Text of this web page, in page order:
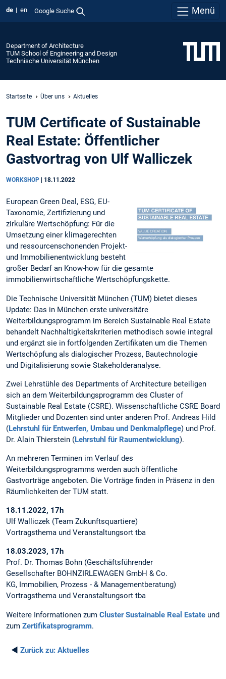
de en Google Suche Menü
Department of Architecture
TUM School of Engineering and Design
Technische Universität München
Startseite Über uns Aktuelles
TUM Certificate of Sustainable
Real Estate: Öffentlicher
Gastvortrag von Ulf Walliczek
WORKSHOP 18.11.2022
European Green Deal, ESG, EU-
Taxonomie, Zertifizierung und
zirkuläre Wertschöpfung: Für die
Umsetzung einer klimagerechten
und ressourcenschonenden Projekt-
und Immobilienentwicklung besteht
großer Bedarf an Know-how für die gesamte
immobilienwirtschaftliche Wertschöpfungskette.
Die Technische Universität München (TUM) bietet dieses
Update: Das in München erste universitäre
Weiterbildungsprogramm im Bereich Sustainable Real Estate
behandelt Nachhaltigkeitskriterien methodisch sowie integral
und ergänzt sie in fortfolgenden Zertifikaten um die Themen
Wertschöpfung als dialogischer Prozess, Bautechnologie
und Digitalisierung sowie Stakeholderanalyse.
Zwei Lehrstühle des Departments of Architecture beteiligen
sich an dem Weiterbildungsprogramm des Cluster of
Sustainable Real Estate (CSRE). Wissenschaftliche CSRE Board
Mitglieder und Dozenten sind unter anderen Prof. Andreas Hild
(Lehrstuhl für Entwerfen, Umbau und Denkmalpflege) und Prof.
Dr. Alain Thierstein (Lehrstuhl für Raumentwicklung).
An mehreren Terminen im Verlauf des
Weiterbildungsprogramms werden auch öffentliche
Gastvorträge angeboten. Die Vorträge finden in Präsenz in den
Räumlichkeiten der TUM statt.
18.11.2022, 17h
Ulf Walliczek (Team Zukunftsquartiere)
Vortragsthema und Veranstaltungsort tba
18.03.2023, 17h
Prof. Dr. Thomas Bohn (Geschäftsführender
Gesellschafter BOHNZIRLEWAGEN GmbH & Co.
KG, Immobilien, Prozess - & Managementberatung)
Vortragsthema und Veranstaltungsort tba
Weitere Informationen zum Cluster Sustainable Real Estate und
zum Zertifikatsprogramm.
◄ Zurück zu: Aktuelles